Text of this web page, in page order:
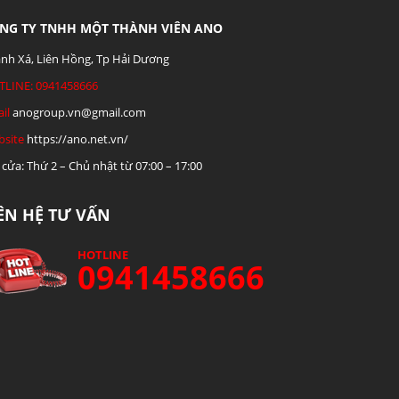
TY TNHH MỘT THÀNH VIÊN ANO
Xá, Liên Hồng, Tp Hải Dương
0941458666
anogroup.vn@gmail.com
https://ano.net.vn/
Thứ 2 – Chủ nhật từ 07:00 – 17:00
HỆ TƯ VẤN
HOTLINE
0941458666